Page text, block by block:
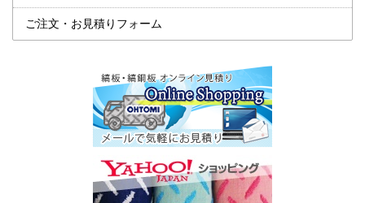
ご注文・お見積りフォーム